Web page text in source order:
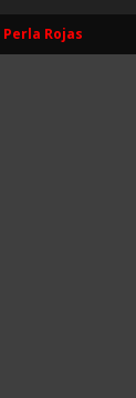
Perla Rojas